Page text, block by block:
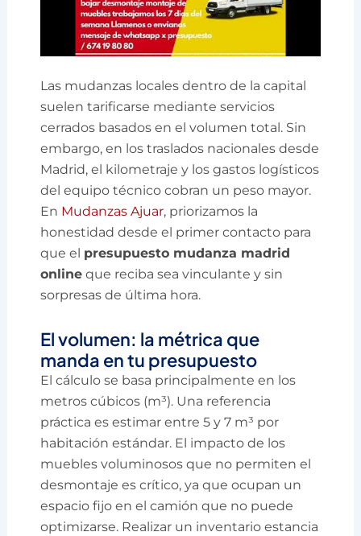
Las mudanzas locales dentro de la capital
suelen tarificarse mediante servicios
cerrados basados en el volumen total. Sin
embargo, en los traslados nacionales desde
Madrid, el kilometraje y los gastos logísticos
del equipo técnico cobran un peso mayor.
En Mudanzas Ajuar, priorizamos la
honestidad desde el primer contacto para
que el presupuesto mudanza madrid
online que reciba sea vinculante y sin
sorpresas de última hora.
El volumen: la métrica que
manda en tu presupuesto
El cálculo se basa principalmente en los
metros cúbicos (m³). Una referencia
práctica es estimar entre 5 y 7 m³ por
habitación estándar. El impacto de los
muebles voluminosos que no permiten el
desmontaje es crítico, ya que ocupan un
espacio fijo en el camión que no puede
optimizarse. Realizar un inventario estancia